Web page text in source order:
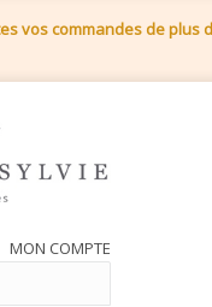
vos commandes de plus
MON COMPTE